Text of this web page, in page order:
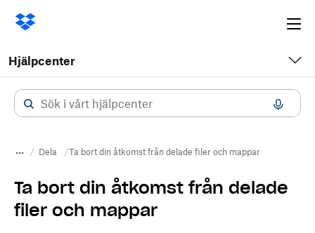
Hjälpcenter
Dela Ta bort din åtkomst från delade filer och mappar
Ta bort din åtkomst från delade
filer och mappar